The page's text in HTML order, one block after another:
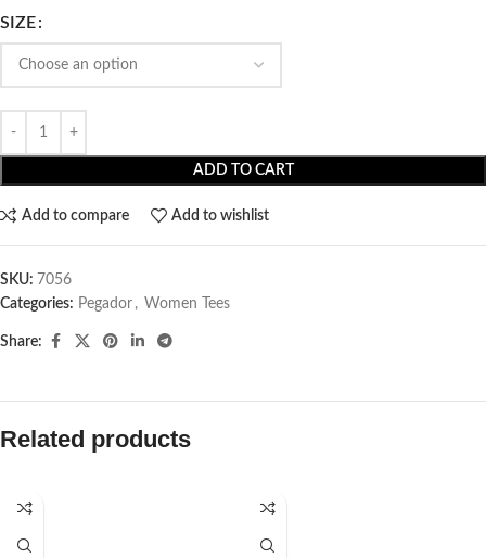
SIZE
ADD TO CART
Add to compare Add to wishlist
SKU: 7056
Categories: Pegador​ , Women Tees
Share:
Related products